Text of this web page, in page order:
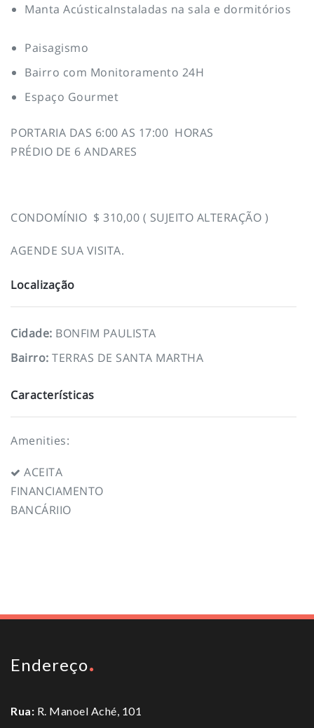
Manta AcústicaInstaladas na sala e dormitórios
Paisagismo
Bairro com Monitoramento 24H
Espaço Gourmet
PORTARIA DAS 6:00 AS 17:00 HORAS
PRÉDIO DE 6 ANDARES
CONDOMÍNIO $ 310,00 ( SUJEITO ALTERAÇÃO )
AGENDE SUA VISITA.
Localização
Cidade: BONFIM PAULISTA
Bairro: TERRAS DE SANTA MARTHA
Características
Amenities:
ACEITA
FINANCIAMENTO
BANCÁRIIO
Endereço
Rua: R. Manoel Aché, 101